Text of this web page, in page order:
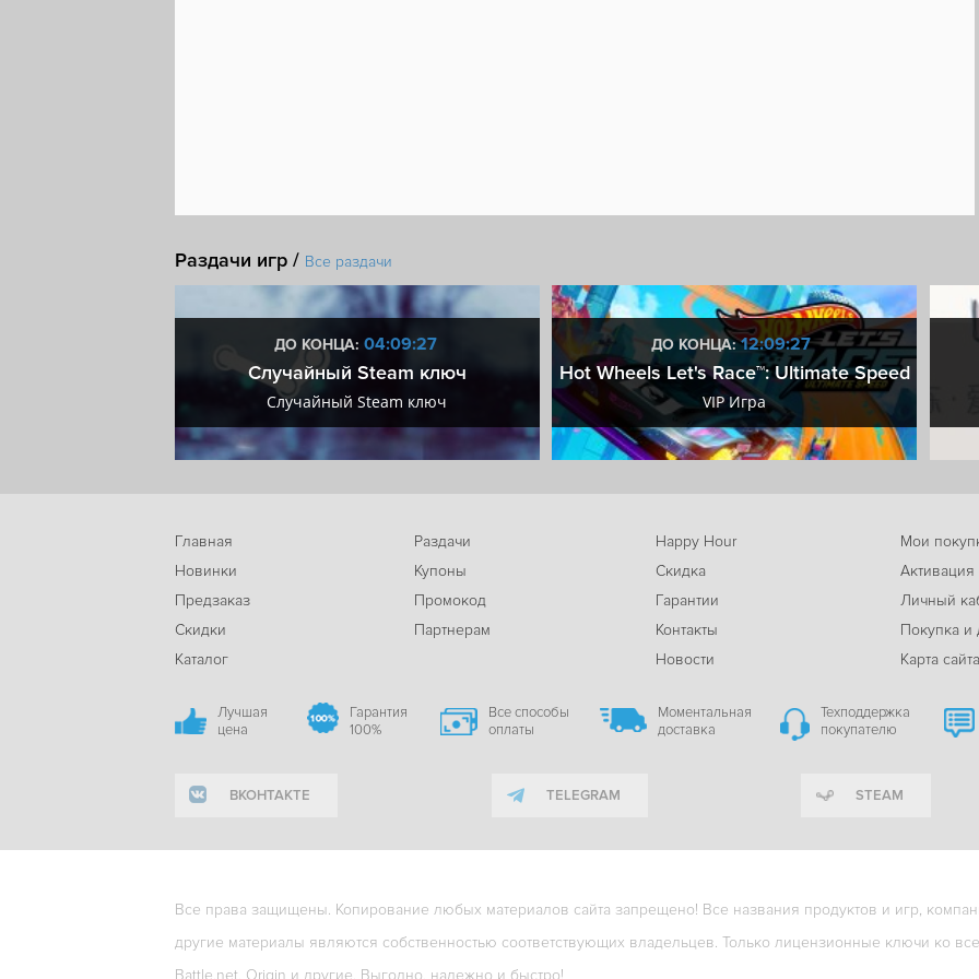
Раздачи игр / Все раздачи
ДО КОНЦА: 04:09:26
Случайный Steam ключ
Случайный Steam ключ
ДО КОНЦА:12:09:26
Hot Wheels Let's Race™: Ultimate Speed
VIP Игра
Главная
Новинки
Предзаказ
Скидки
Каталог
Раздачи
Купоны
Промокод
Партнерам
Happy Hour
Скидка
Гарантии
Контакты
Новости
Мои
Активация
Личный
Покупка и
Карта сайта
Лучшая
цена
Гарантия
100%
Все способы
оплаты
Моментальная
доставка
Техподдержка
покупателю
ВКОНТАКТЕ TELEGRAM STEAM
Все права защищены. Копирование любых материалов сайта запрещено! Все названия продуктов и игр,
другие материалы являются собственностью соответствующих владельцев. Только лицензионные ключи ко
Battle.net, Origin и другие. Выгодно, надежно и быстро!